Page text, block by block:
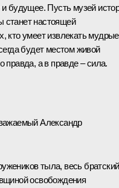
будущее. Пусть музей
станет настоящей
кто умеет извлекать мудрые
будет местом живой
правда, а в правде – сила.
Александр
тыла, весь братский
освобождения